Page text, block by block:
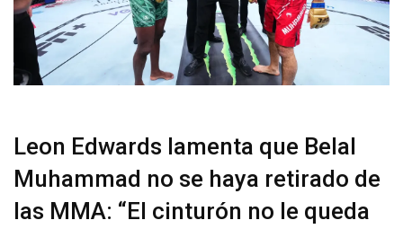
Leon Edwards lamenta que Belal
Muhammad no se haya retirado de
las MMA: “El cinturón no le queda